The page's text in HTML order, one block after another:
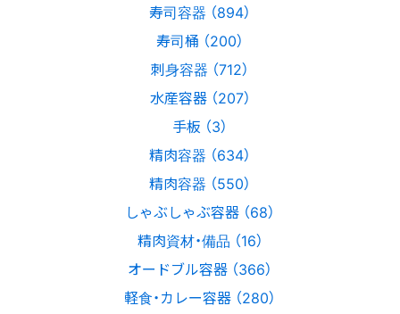
寿司容器 （894）
寿司桶 （200）
刺身容器 （712）
水産容器 （207）
手板 （3）
精肉容器 （634）
精肉容器 （550）
しゃぶしゃぶ容器 （68）
精肉資材・備品 （16）
オードブル容器 （366）
軽食・カレー容器 （280）